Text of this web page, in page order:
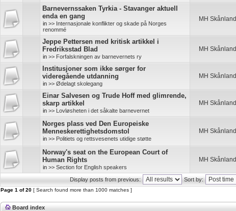
Barnevernssaken Tyrkia - Stavanger aktuell
enda en gang
in >> Internasjonale konflikter og skade på Norges
renommé
MH Skånland
Jeppe Pettersen med kritisk artikkel i
Fredriksstad Blad
in >> Forfalskningen av barnevernets ry
MH Skånland
Institusjoner som ikke sørger for
videregående utdanning
in >> Ødelagt skolegang
MH Skånland
Einar Salvesen og Trude Hoff med glimrende,
skarp artikkel
in >> Lovløsheten i det såkalte barnevernet
MH Skånland
Norges plass ved Den Europeiske
Menneskerettighetsdomstol
in >> Politiets og rettsvesenets utidige støtte
MH Skånland
Norway's seat on the European Court of
Human Rights
in >> Section for English speakers
MH Skånland
Display posts from previous: Sort by:
Page 1 of20 [ Search found more than 1000 matches ]
Board index